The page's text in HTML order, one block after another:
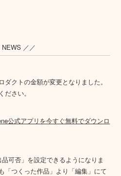
NEWS ／／
クトの金額が変更となりました。
ださい。
公式アプリを今すぐ無料でダウンロ
可否」を設定できるようになりま
「つくった作品」より「編集」にて